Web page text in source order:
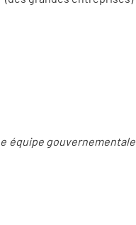
équipe gouvernementale